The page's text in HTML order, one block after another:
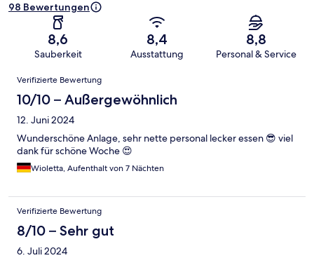
98 Bewertungen
8,6
Sauberkeit
8,4
Ausstattung
8,8
Personal & Service
Bewertungen
Verifizierte Bewertung
10/10 – Außergewöhnlich
12. Juni 2024
Wunderschöne Anlage, sehr nette personal lecker essen 😎 viel
dank für schöne Woche 😍
Wioletta, Aufenthalt von 7 Nächten
Verifizierte Bewertung
8/10 – Sehr gut
6. Juli 2024